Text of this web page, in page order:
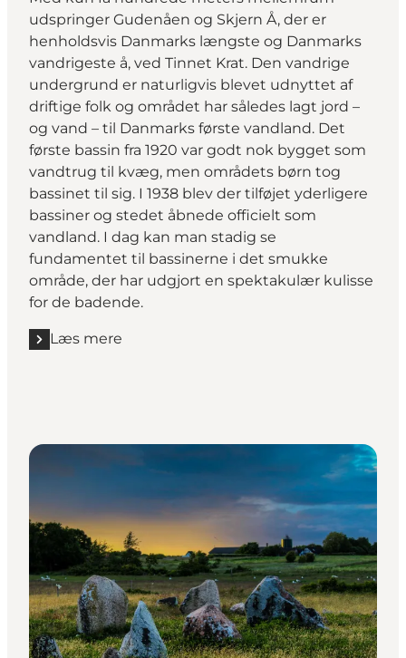
udspringer Gudenåen og Skjern Å, der er
henholdsvis Danmarks længste og Danmarks
vandrigeste å, ved Tinnet Krat. Den vandrige
undergrund er naturligvis blevet udnyttet af
driftige folk og området har således lagt jord –
og vand – til Danmarks første vandland. Det
første bassin fra 1920 var godt nok bygget som
vandtrug til kvæg, men områdets børn tog
bassinet til sig. I 1938 blev der tilføjet yderligere
bassiner og stedet åbnede officielt som
vandland. I dag kan man stadig se
fundamentet til bassinerne i det smukke
område, der har udgjort en spektakulær kulisse
for de badende.
Læs mere
Læs mere "Danmarks første vandland ved